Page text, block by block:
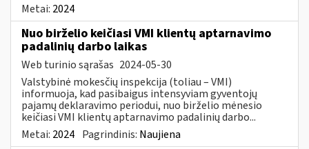
Metai: 2024
Nuo birželio keičiasi VMI klientų aptarnavimo
padalinių darbo laikas
Web turinio sąrašas 2024-05-30
Valstybinė mokesčių inspekcija (toliau – VMI)
informuoja, kad pasibaigus intensyviam gyventojų
pajamų deklaravimo periodui, nuo birželio mėnesio
keičiasi VMI klientų aptarnavimo padalinių darbo...
Metai: 2024 Pagrindinis: Naujiena